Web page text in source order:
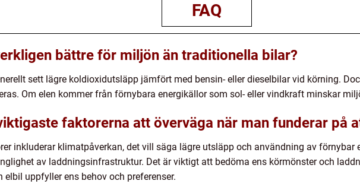
FAQ
bättre för miljön än traditionella bilar?
sett lägre koldioxidutsläpp jämfört med bensin- eller dieselbilar vid körning.
Om elen kommer från förnybara energikällor som sol- eller vindkraft minskar
faktorerna att överväga när man funderar på
inkluderar klimatpåverkan, det vill säga lägre utsläpp och användning av förnybar
av laddningsinfrastruktur. Det är viktigt att bedöma ens körmönster och
elbil uppfyller ens behov och preferenser.